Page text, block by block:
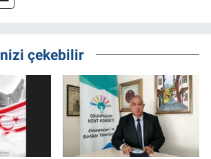
çekebilir